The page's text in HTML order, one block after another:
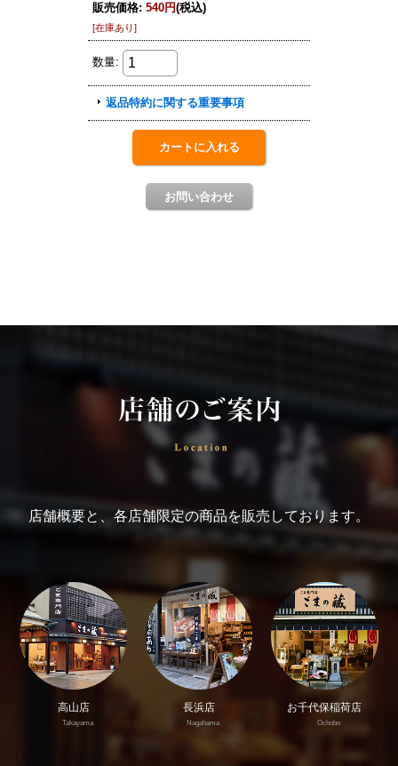
店舗概要と、各店舗限定の商品を販売しております。
高山店
Takayama
長浜店
Nagahama
お千代保稲荷店
Ochobo